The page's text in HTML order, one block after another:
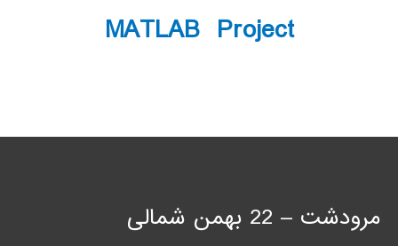
MATLAB Project
مرودشت – 22 بهمن شمالی